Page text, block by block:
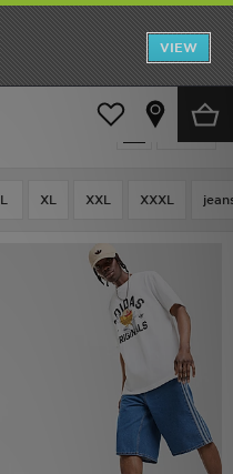
VIEW
L XL XXL XXXL